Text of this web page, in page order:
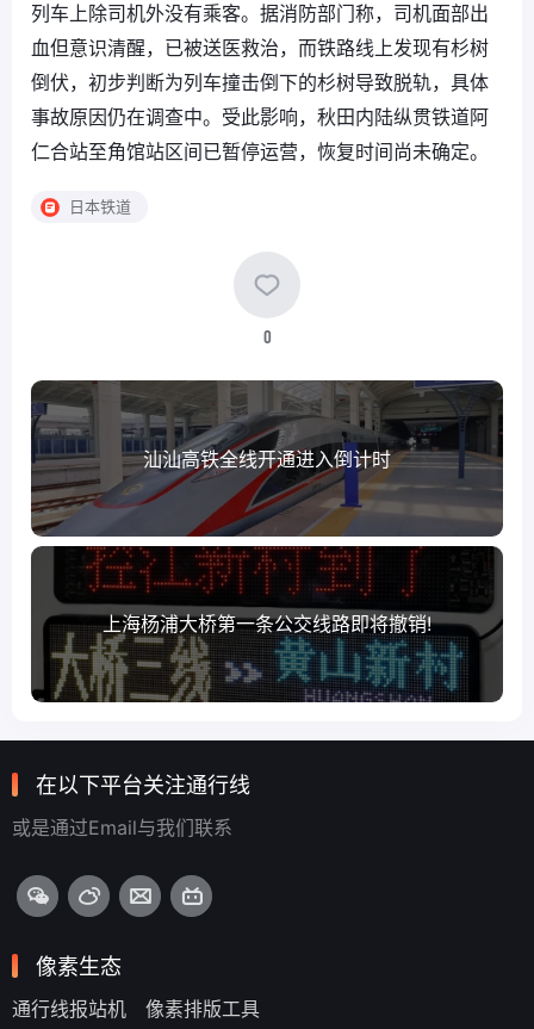
列车上除司机外没有乘客。据消防部门称，司机面部出
血但意识清醒，已被送医救治，而铁路线上发现有杉树
倒伏，初步判断为列车撞击倒下的杉树导致脱轨，具体
事故原因仍在调查中。受此影响，秋田内陆纵贯铁道阿
仁合站至角馆站区间已暂停运营，恢复时间尚未确定。
日本铁道
0
汕汕高铁全线开通进入倒计时
上海杨浦大桥第一条公交线路即将撤销!
在以下平台关注通行线
或是通过Email与我们联系
像素生态
通行线报站机 像素排版工具